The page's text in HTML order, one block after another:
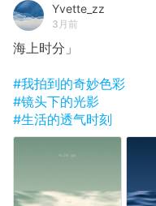
Yvette_zz
3月前
海上时分」
#我拍到的奇妙色彩
#镜头下的光影
#生活的透气时刻